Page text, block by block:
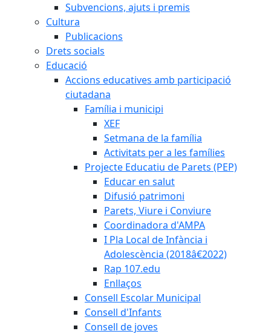
Subvencions, ajuts i premis
Cultura
Publicacions
Drets socials
Educació
Accions educatives amb participació
ciutadana
Família i municipi
XEF
Setmana de la família
Activitats per a les famílies
Projecte Educatiu de Parets (PEP)
Educar en salut
Difusió patrimoni
Parets, Viure i Conviure
Coordinadora d'AMPA
I Pla Local de Infància i
Adolescència (2018â€2022)
Rap 107.edu
Enllaços
Consell Escolar Municipal
Consell d'Infants
Consell de joves